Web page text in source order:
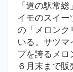
「道の駅常
イモのスイー
の「メロンク
いる。サツマ
プを誇るメロ
６月末まで